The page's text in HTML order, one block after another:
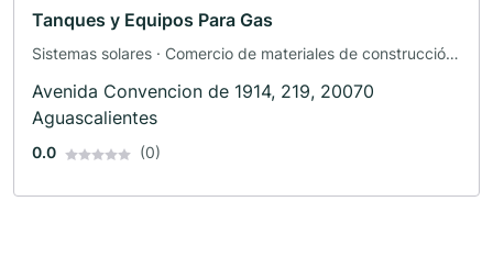
Tanques y Equipos Para Gas
Sistemas solares · Comercio de materiales de construcción
Avenida Convencion de 1914, 219, 20070
Aguascalientes
0.0 (0)